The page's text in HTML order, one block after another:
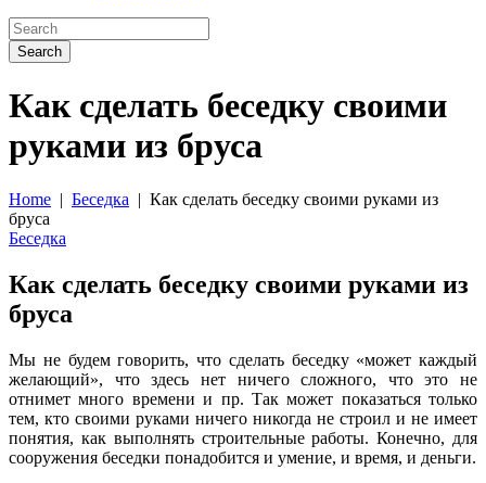
Search
Как сделать беседку своими
руками из бруса
Home | Беседка | Как сделать беседку своими руками из
бруса
Беседка
Как сделать беседку своими руками из
бруса
Мы не будем говорить, что сделать беседку «может каждый
желающий», что здесь нет ничего сложного, что это не
отнимет много времени и пр. Так может показаться только
тем, кто своими руками ничего никогда не строил и не имеет
понятия, как выполнять строительные работы. Конечно, для
сооружения беседки понадобится и умение, и время, и деньги.